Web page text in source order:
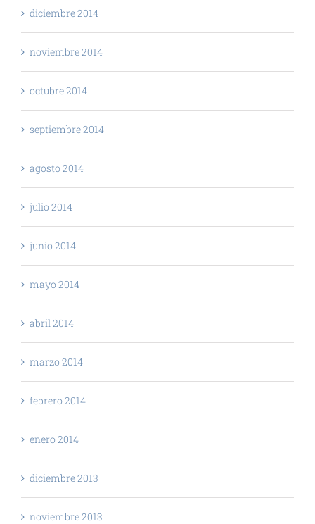
diciembre 2014
noviembre 2014
octubre 2014
septiembre 2014
agosto 2014
julio 2014
junio 2014
mayo 2014
abril 2014
marzo 2014
febrero 2014
enero 2014
diciembre 2013
noviembre 2013